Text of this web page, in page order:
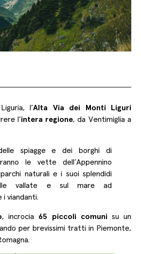
l’Alta Via dei Monti Liguri
l’intera regione, da Ventimiglia a
spiagge e dei borghi di
le vette dell’Appennino
naturali e i suoi splendidi
vallate e sul mare ad
i viandanti.
, incrocia 65 piccoli comuni su un
per brevissimi tratti in Piemonte,